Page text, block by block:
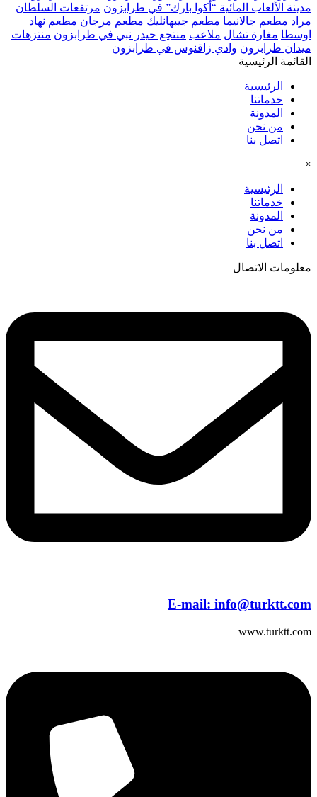
مدينة الألعاب المائية “أكوا بارك” في طرابزون مرتفعات السلطان
مراد مطعم جالانيما مطعم جيبهانليك مطعم مرجان مطعم نهاد
اوسطا مغارة تشال ملاعب منتجع حيدر نبي في طرابزون منتزهات
ميدان طرابزون وادي زاقنوس في طرابزون
القائمة الرئيسية
الرئيسية
خدماتنا
المدونة
من نحن
اتصل بنا
×
الرئيسية
خدماتنا
المدونة
من نحن
اتصل بنا
معلومات الاتصال
E-mail: info@turktt.com
www.turktt.com